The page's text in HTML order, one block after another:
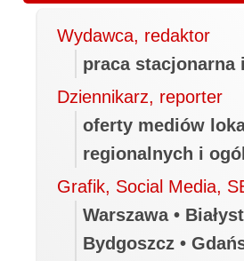
Wydawca, redaktor
praca stacjonarna
Dziennikarz, reporter
oferty mediów
regionalnych i
Grafik, Social Media,
Warszawa •
Bydgoszcz •